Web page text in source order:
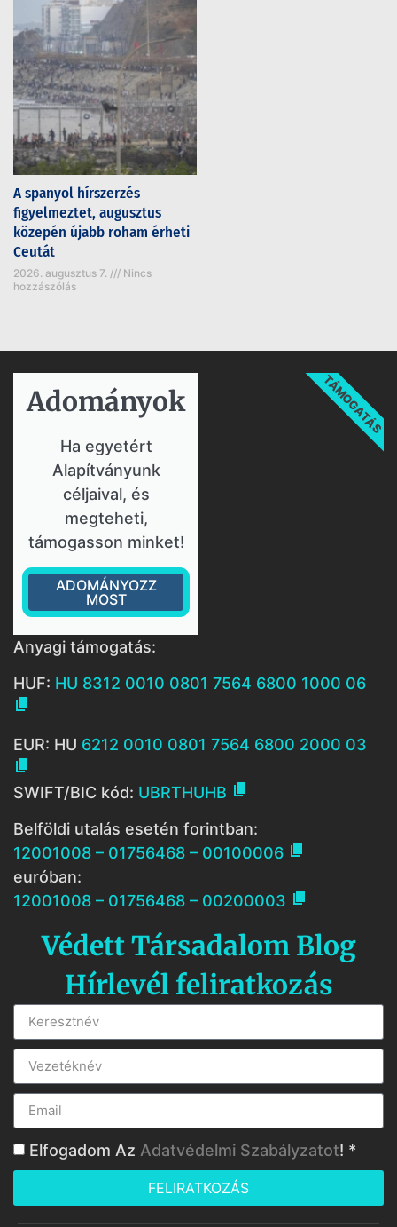
A spanyol hírszerzés
figyelmeztet, augusztus
közepén újabb roham érheti
Ceutát
2026. augusztus 7.
Nincs
hozzászólás
Adományok​
Ha egyetért
Alapítványunk
céljaival, és
megteheti,
támogasson minket!
ADOMÁNYOZZ
MOST
TÁMOGATÁS
Anyagi támogatás:
HUF: HU 8312 0010 0801 7564 6800 1000 06

EUR: HU 6212 0010 0801 7564 6800 2000 03

SWIFT/BIC kód: UBRTHUHB 
Belföldi utalás esetén forintban:
12001008 – 01756468 – 00100006 
euróban:
12001008 – 01756468 – 00200003 
Védett Társadalom Blog
Hírlevél feliratkozás
Elfogadom Az Adatvédelmi Szabályzatot! *
FELIRATKOZÁS